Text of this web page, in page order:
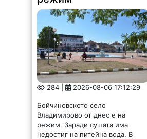
Владимирово от днес е на
режим. Заради сушата има
недостиг на питейна вода. В
долната част на населеното
място ще има вода през деня от
8 до 12 часа,...
Наградиха
победителите от
конкурс за сонет във
Вършец